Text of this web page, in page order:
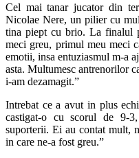
Cel mai tanar jucator din
Nicolae Nere, un pilier cu
tina piept cu brio. La finalul
meci greu, primul meu meci
emotii, insa entuziasmul m-a
asta. Multumesc antrenorilor
i-am dezamagit.”
Intrebat ce a avut in plus
castigat-o cu scorul de 9-
suporterii. Ei au contat mult,
in care ne-a fost greu.”